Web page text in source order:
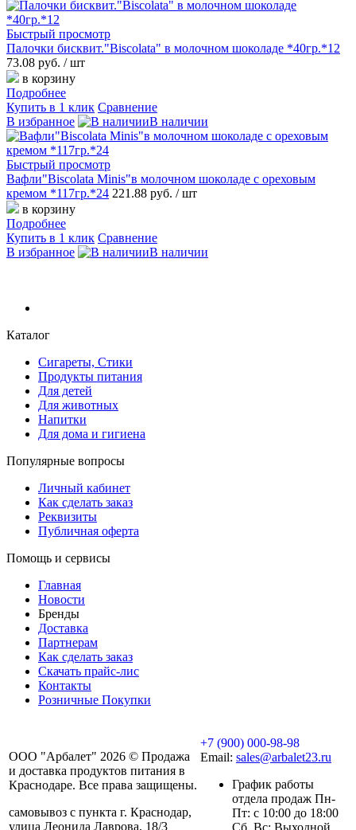
Быстрый просмотр
Палочки бисквит."Biscolata" в молочном шоколаде *40гр.*12
73.08 руб. / шт
в корзину
Подробнее
Купить в 1 клик Сравнение
В избранное
В наличии
Быстрый просмотр
Вафли"Biscolata Minis"в молочном шоколаде с ореховым
кремом *117гр.*24 221.88 руб. / шт
в корзину
Подробнее
Купить в 1 клик Сравнение
В избранное
В наличии
Каталог
Сигареты, Стики
Продукты питания
Для детей
Для животных
Напитки
Для дома и гигиена
Популярные вопросы
Личный кабинет
Как сделать заказ
Реквизиты
Публичная оферта
Помощь и сервисы
Главная
Новости
Бренды
Доставка
Партнерам
Как сделать заказ
Скачать прайс-лис
Контакты
Розничные Покупки
ООО "Арбалет" 2026 © Продажа
и доставка продуктов питания в
Краснодаре. Все права защищены.
самовывоз с пункта г. Краснодар,
улица Леонида Лаврова, 18/3
+7 (900) 000-98-98
Email: sales@arbalet23.ru
График работы
отдела продаж Пн-
Пт: с 10:00 до 18:00
Сб, Вс: Выходной